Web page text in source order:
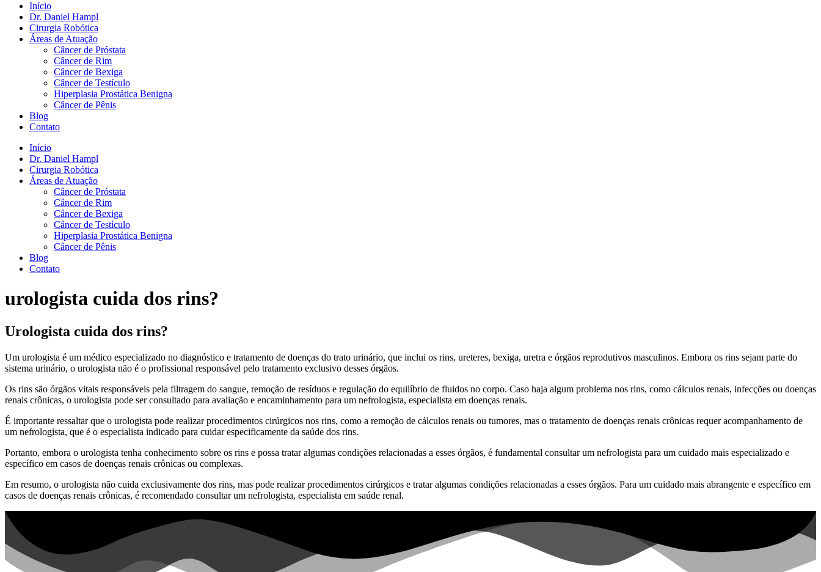
Início
Dr. Daniel Hampl
Cirurgia Robótica
Áreas de Atuação
Câncer de Próstata
Câncer de Rim
Câncer de Bexiga
Câncer de Testículo
Hiperplasia Prostática Benigna
Câncer de Pênis
Blog
Contato
Início
Dr. Daniel Hampl
Cirurgia Robótica
Áreas de Atuação
Câncer de Próstata
Câncer de Rim
Câncer de Bexiga
Câncer de Testículo
Hiperplasia Prostática Benigna
Câncer de Pênis
Blog
Contato
urologista cuida dos rins?
Urologista cuida dos rins?
Um urologista é um médico especializado no diagnóstico e tratamento de doenças do trato urinário, que inclui os rins, ureteres, bexiga, uretra e órgãos reprodutivos masculinos. Embora os rins sejam parte do
sistema urinário, o urologista não é o profissional responsável pelo tratamento exclusivo desses órgãos.
Os rins são órgãos vitais responsáveis pela filtragem do sangue, remoção de resíduos e regulação do equilíbrio de fluidos no corpo. Caso haja algum problema nos rins, como cálculos renais, infecções ou doenças
renais crônicas, o urologista pode ser consultado para avaliação e encaminhamento para um nefrologista, especialista em doenças renais.
É importante ressaltar que o urologista pode realizar procedimentos cirúrgicos nos rins, como a remoção de cálculos renais ou tumores, mas o tratamento de doenças renais crônicas requer acompanhamento de
um nefrologista, que é o especialista indicado para cuidar especificamente da saúde dos rins.
Portanto, embora o urologista tenha conhecimento sobre os rins e possa tratar algumas condições relacionadas a esses órgãos, é fundamental consultar um nefrologista para um cuidado mais especializado e
específico em casos de doenças renais crônicas ou complexas.
Em resumo, o urologista não cuida exclusivamente dos rins, mas pode realizar procedimentos cirúrgicos e tratar algumas condições relacionadas a esses órgãos. Para um cuidado mais abrangente e específico em
casos de doenças renais crônicas, é recomendado consultar um nefrologista, especialista em saúde renal.